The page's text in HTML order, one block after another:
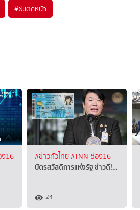
#ฝนตกหนัก
16 #ข่าวทั่วไทย#TNN ช่อง16
บัตรสวัสดิการแห่งรัฐ ข่าวดี!…
24